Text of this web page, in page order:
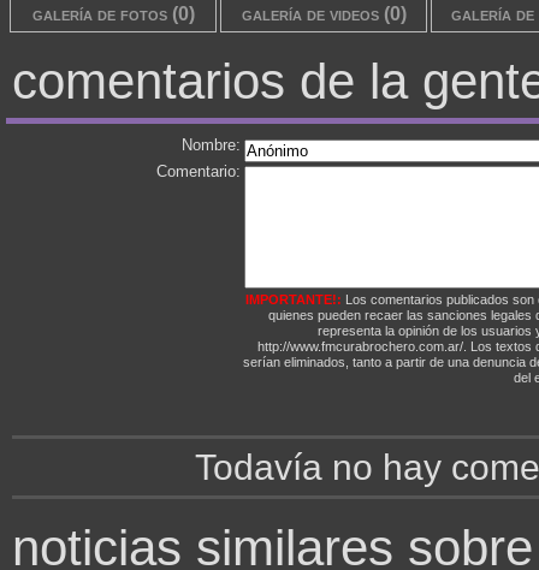
galería de fotos (0) galería de videos (0) galería de
comentarios de la
Nombre:
Comentario:
IMPORTANTE!: Los comentarios publicados
quienes pueden recaer las sanciones
representa la opinión de los
http://www.fmcurabrochero.com.ar/. Los textos
serían eliminados, tanto a partir de una denuncia
del
Todavía no hay
noticias similares